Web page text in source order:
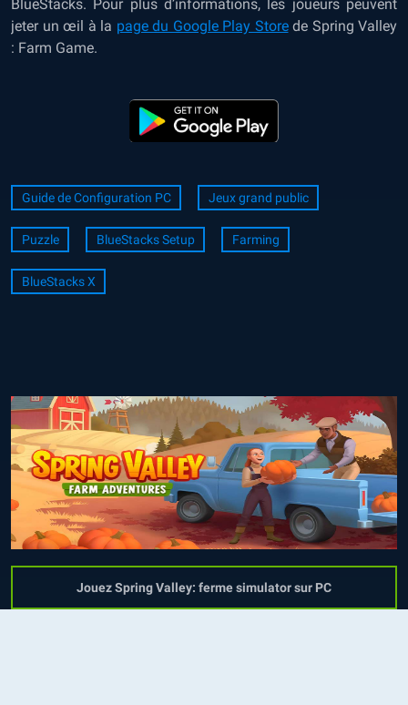
BlueStacks. Pour plus d’informations, les joueurs peuvent
jeter un œil à la page du Google Play Storede Spring Valley
: Farm Game.
Guide de Configuration PC Jeux grand public
Puzzle BlueStacks Setup Farming
BlueStacks X
Jouez Spring Valley: ferme simulator sur PC